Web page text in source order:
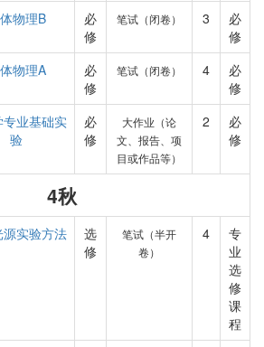
物理B
必
修
笔试（闭卷） 3
必
修
物理A
必
修
笔试（闭卷） 4
必
修
业基础实
验
必
修
大作业（论
文、报告、项
目或作品等）
2
必
修
4秋
实验方法
选
修
笔试（半开
卷）
4
专
业
选
修
课
程